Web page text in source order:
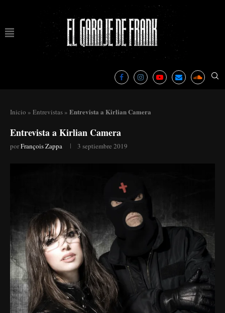
Inicio » Entrevistas » Entrevista a Kirlian Camera
Entrevista a Kirlian Camera
porFrançois Zappa 3 septiembre 2019